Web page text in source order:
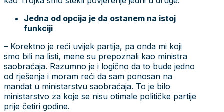
Jedna od opcija je da ostanem na istoj
funkciji
– Korektno je reći uvijek partija, pa onda mi koji
smo bili na listi, mene su prepoznali kao ministra
saobraćaja. Razumno je i logično da to bude jedno
od rješenja i moram reći da sam ponosan na
mandat u ministarstvu saobraćaja. To je bilo
ministarstvo za koje se nisu otimale političke partije
prije četiri godine.